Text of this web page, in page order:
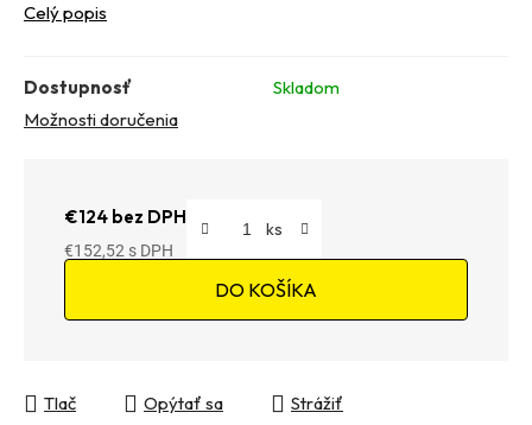
Celý popis
Dostupnosť
Skladom
Možnosti doručenia
€124 bez DPH
€152,52
DO KOŠÍKA
Tlač Opýtať sa Strážiť